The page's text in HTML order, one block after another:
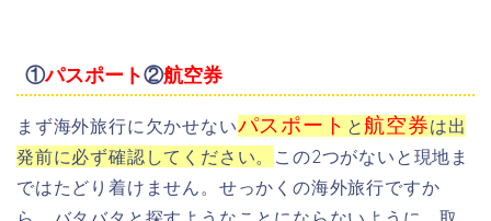
①パスポート②航空券
まず海外旅行に欠かせないパスポート と航空券は出
発前に必ず確認してください。 この2つがないと現地ま
ではたどり着けません。せっかくの海外旅行ですか